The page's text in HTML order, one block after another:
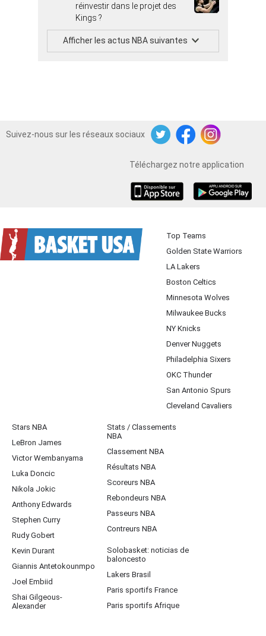
réinvestir dans le projet des
Kings ?
Afficher les actus NBA suivantes
Suivez-nous sur les réseaux sociaux
TwitterFacebookInstagram
Téléchargez notre application
Top Teams
Golden State Warriors
LA Lakers
Boston Celtics
Minnesota Wolves
Milwaukee Bucks
NY Knicks
Denver Nuggets
Philadelphia Sixers
OKC Thunder
San Antonio Spurs
Cleveland Cavaliers
Stars NBA
LeBron James
Victor Wembanyama
Luka Doncic
Nikola Jokic
Anthony Edwards
Stephen Curry
Rudy Gobert
Kevin Durant
Giannis Antetokounmpo
Joel Embiid
Shai Gilgeous-
Alexander
Stats / Classements
NBA
Classement NBA
Résultats NBA
Scoreurs NBA
Rebondeurs NBA
Passeurs NBA
Contreurs NBA
Solobasket: noticias de
baloncesto
Lakers Brasil
Paris sportifs France
Paris sportifs Afrique